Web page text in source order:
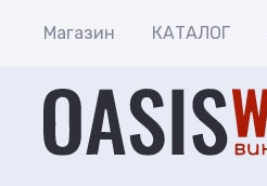
Магазин КАТАЛОГ